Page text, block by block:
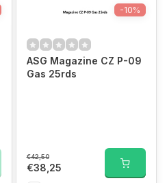
-10%
ASG Magazine CZ P-09
Gas 25rds
€42,50
€38,25